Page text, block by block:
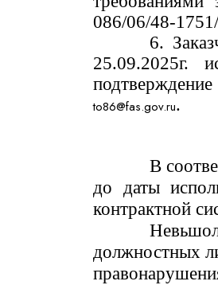
086/06/48-
25.09.2025г.
to86@fas.gov.ru.
В
до даты
контрактной
должностных